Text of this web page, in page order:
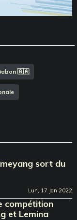
🇬🇦
sort du
Lun, 17 Jan 2022
compétition
et Lemina